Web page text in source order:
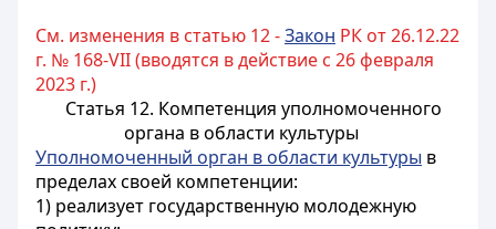
См. изменения в статью 12 -Закон РК от 26.12.22
г. № 168-VII (вводятся в действие с 26 февраля
2023 г.)
Статья 12. Компетенция уполномоченного
органа в области культуры
Уполномоченный орган в области культуры в
пределах своей компетенции:
1) реализует государственную молодежную